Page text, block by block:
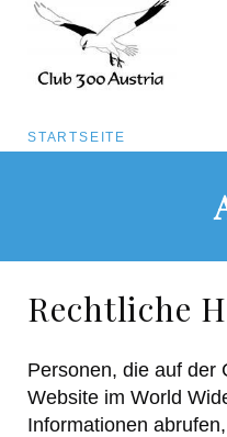
Inhalt
Pfadnavigation
STARTSEITE
Rechtliche
Personen, die auf der
Website im World
Informationen